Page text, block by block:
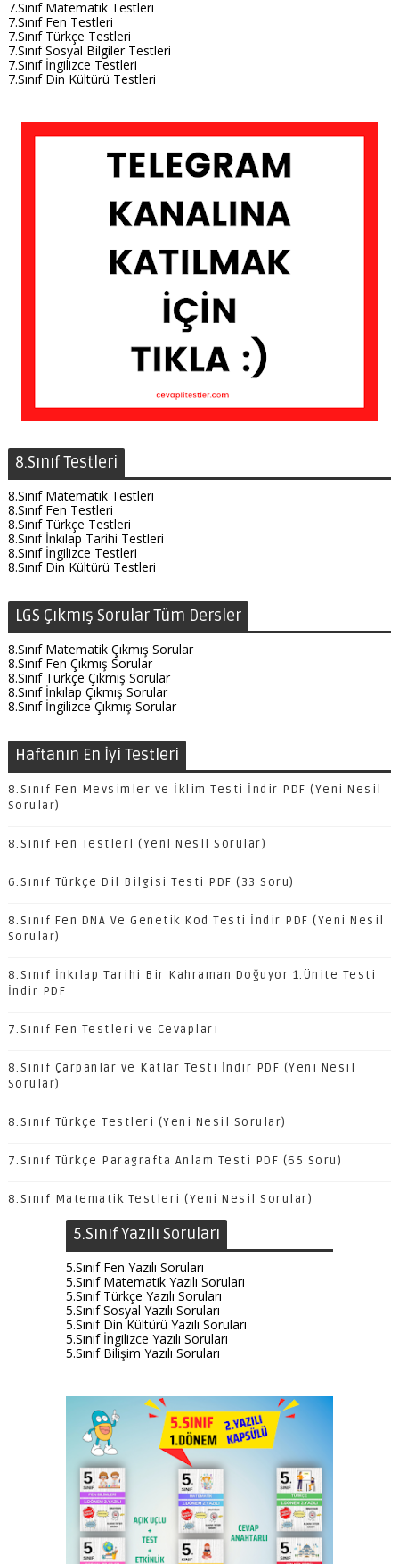
7.Sınıf Matematik Testleri
7.Sınıf Fen Testleri
7.Sınıf Türkçe Testleri
7.Sınıf Sosyal Bilgiler Testleri
7.Sınıf İngilizce Testleri
7.Sınıf Din Kültürü Testleri
8.Sınıf Testleri
8.Sınıf Matematik Testleri
8.Sınıf Fen Testleri
8.Sınıf Türkçe Testleri
8.Sınıf İnkılap Tarihi Testleri
8.Sınıf İngilizce Testleri
8.Sınıf Din Kültürü Testleri
LGS Çıkmış Sorular Tüm Dersler
8.Sınıf Matematik Çıkmış Sorular
8.Sınıf Fen Çıkmış Sorular
8.Sınıf Türkçe Çıkmış Sorular
8.Sınıf İnkılap Çıkmış Sorular
8.Sınıf İngilizce Çıkmış Sorular
Haftanın En İyi Testleri
8.Sınıf Fen Mevsimler ve İklim Testi İndir PDF (Yeni Nesil
Sorular)
8.Sınıf Fen Testleri (Yeni Nesil Sorular)
6.Sınıf Türkçe Dil Bilgisi Testi PDF (33 Soru)
8.Sınıf Fen DNA Ve Genetik Kod Testi İndir PDF (Yeni Nesil
Sorular)
8.Sınıf İnkılap Tarihi Bir Kahraman Doğuyor 1.Ünite Testi
İndir PDF
7.Sınıf Fen Testleri ve Cevapları
8.Sınıf Çarpanlar ve Katlar Testi İndir PDF (Yeni Nesil
Sorular)
8.Sınıf Türkçe Testleri (Yeni Nesil Sorular)
7.Sınıf Türkçe Paragrafta Anlam Testi PDF (65 Soru)
8.Sınıf Matematik Testleri (Yeni Nesil Sorular)
5.Sınıf Yazılı Soruları
5.Sınıf Fen Yazılı Soruları
5.Sınıf Matematik Yazılı Soruları
5.Sınıf Türkçe Yazılı Soruları
5.Sınıf Sosyal Yazılı Soruları
5.Sınıf Din Kültürü Yazılı Soruları
5.Sınıf İngilizce Yazılı Soruları
5.Sınıf Bilişim Yazılı Soruları